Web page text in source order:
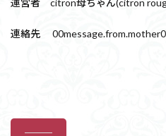
運営者 citron母ちゃん(citron
連絡先